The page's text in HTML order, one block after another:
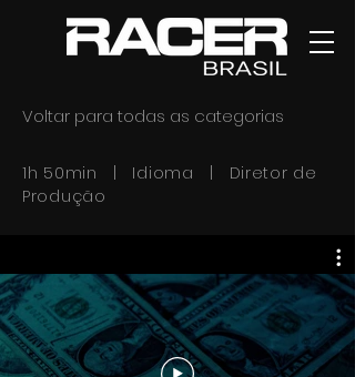
Voltar para todas as categorias
1h 50min | Idioma | Diretor de
Produção